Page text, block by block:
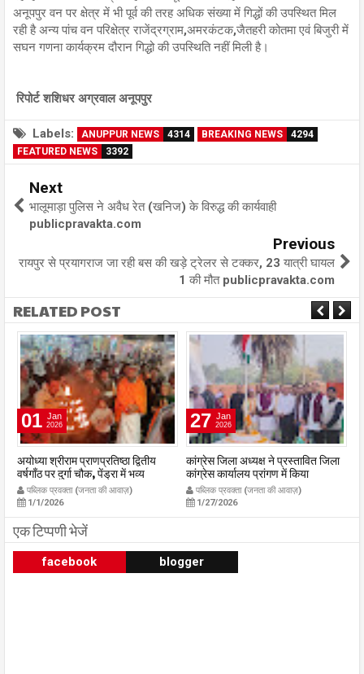
अनूपपुर वन पर क्षेत्र में भी पूर्व की तरह अधिक संख्या में गिद्धों की उपस्थित मिल
रही है अन्य पांच वन परिक्षेत्र राजेंद्रग्राम,अमरकंटक,जैतहरी कोतमा एवं बिजुरी में
सघन गणना कार्यक्रम दौरान गिद्धो की उपस्थिति नहीं मिली है।
रिपोर्ट शशिधर अग्रवाल अनूपपुर
Labels: ANUPPUR NEWS 4314 BREAKING NEWS
4294
FEATURED NEWS
3392
Next
भालूमाड़ा पुलिस ने अवैध रेत (खनिज) के विरुद्ध की कार्यवाही
publicpravakta.com
Previous
रायपुर से प्रयागराज जा रही बस की खड़े ट्रेलर से टक्कर, 23 यात्री घायल
1 की मौत publicpravakta.com
RELATED POST
01 Jan
2026
अयोध्या श्रीराम प्राणप्रतिष्ठा द्वितीय
वर्षगाँठ पर दुर्गा चौक, पेंड्रा में भव्य
महाआरती सम्पन्न
publicpravakta.com
पब्लिक प्रवक्ता (जनता की आवाज़)
1/1/2026
27 Jan
2026
कांग्रेस जिला अध्यक्ष ने प्रस्तावित जिला
कांग्रेस कार्यालय प्रांगण में किया
ध्वजारोहण
publicpravakta.com
पब्लिक प्रवक्ता (जनता की आवाज़)
1/27/2026
एक टिप्पणी भेजें
facebook blogger